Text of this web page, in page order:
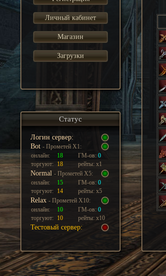
Личный кабинет
Магазин
Загрузки
Статус
Логин сервер:
Bot - Прометей Х1:
онлайн:
18 ГМ-ов: 0
торгуют: 18 рейты: х1
Normal - Прометей Х5:
онлайн:
15 ГМ-ов: 0
торгуют: 14 рейты: х5
Relax - Прометей Х10:
онлайн:
10 ГМ-ов: 0
торгуют: 10 рейты: х10
Тестовый сервер: